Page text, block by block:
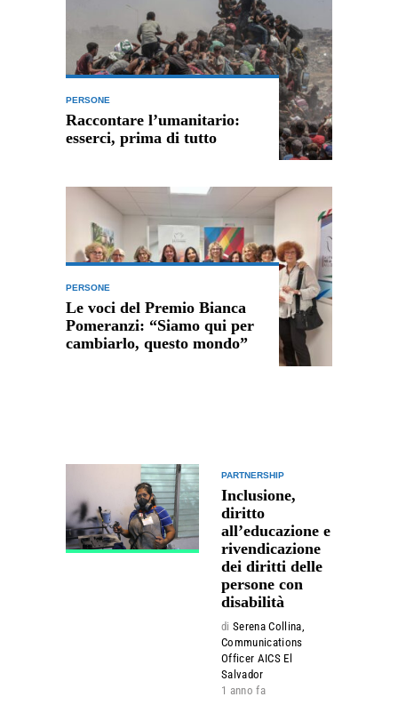
PERSONE
Raccontare l’umanitario:
esserci, prima di tutto
PERSONE
Le voci del Premio Bianca
Pomeranzi: “Siamo qui per
cambiarlo, questo mondo”
PARTNERSHIP
Inclusione,
diritto
all’educazione e
rivendicazione
dei diritti delle
persone con
disabilità
di Serena Collina,
Communications
Officer AICS El
Salvador
1 anno fa